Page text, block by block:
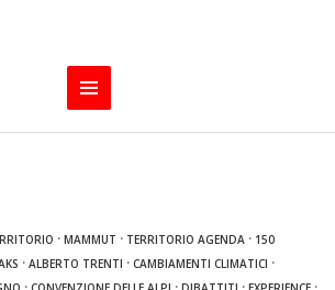
·MAMMUT · TERRITORIO AGENDA · 150
·ALBERTO TRENTI ·CAMBIAMENTI CLIMATICI ·